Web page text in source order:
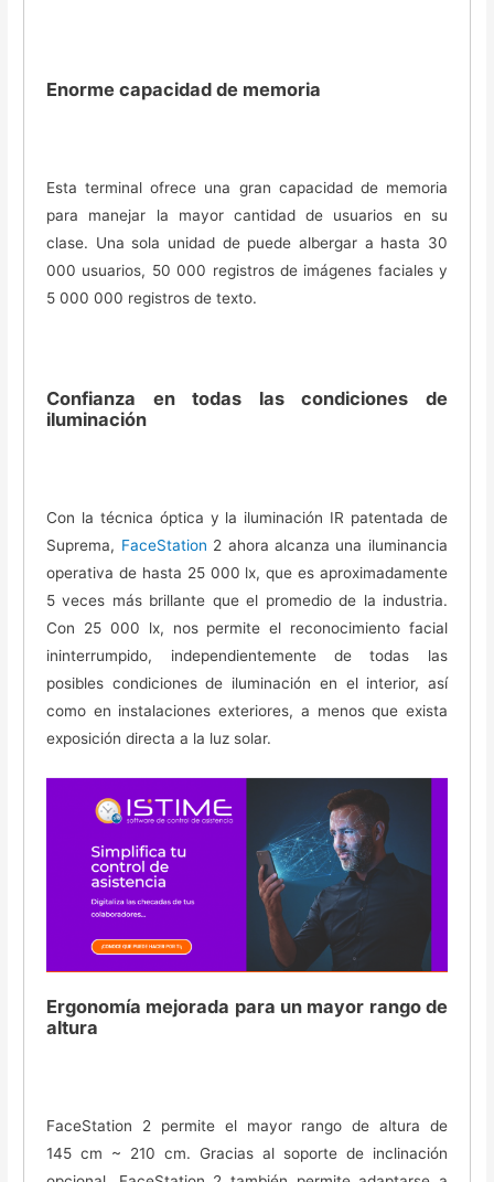
Enorme capacidad de memoria
Esta terminal ofrece una gran capacidad de memoria
para manejar la mayor cantidad de usuarios en su
clase. Una sola unidad de puede albergar a hasta 30
000 usuarios, 50 000 registros de imágenes faciales y
5 000 000 registros de texto.
Confianza en todas las condiciones de
iluminación
Con la técnica óptica y la iluminación IR patentada de
Suprema, FaceStation 2 ahora alcanza una iluminancia
operativa de hasta 25 000 lx, que es aproximadamente
5 veces más brillante que el promedio de la industria.
Con 25 000 lx, nos permite el reconocimiento facial
ininterrumpido, independientemente de todas las
posibles condiciones de iluminación en el interior, así
como en instalaciones exteriores, a menos que exista
exposición directa a la luz solar.
Ergonomía mejorada para un mayor rango de
altura
FaceStation 2 permite el mayor rango de altura de
145 cm ~ 210 cm. Gracias al soporte de inclinación